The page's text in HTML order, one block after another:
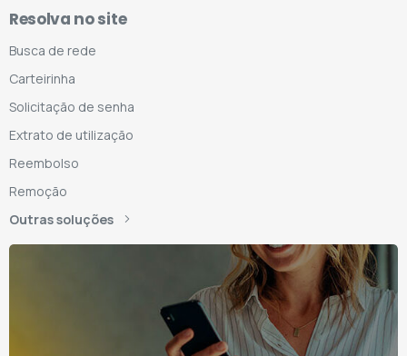
Resolva no site
Busca de rede
Carteirinha
Solicitação de senha
Extrato de utilização
Reembolso
Remoção
Outras soluções